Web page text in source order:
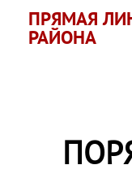
ПРЯМАЯ
РАЙОНА